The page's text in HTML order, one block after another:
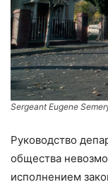
Sergeant Eugene
Руководство
общества
исполнением